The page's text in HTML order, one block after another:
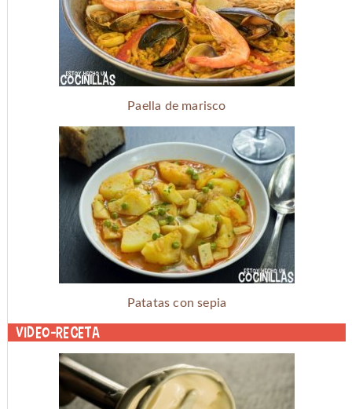
Paella de marisco
Patatas con sepia
Video-receta